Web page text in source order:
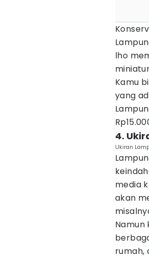
lho
Kamu
yang
4.
Ukiran
media
akan
Namun
rumah,